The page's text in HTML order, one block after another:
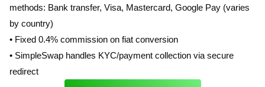
methods: Bank transfer, Visa, Mastercard, Google Pay (varies
by country)
• Fixed 0.4% commission on fiat conversion
• SimpleSwap handles KYC/payment collection via secure
redirect